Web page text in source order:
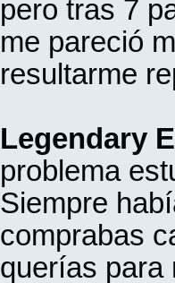
pero tras 7
me pareció
resultarme
Legendary
problema
Siempre
comprabas
querías para